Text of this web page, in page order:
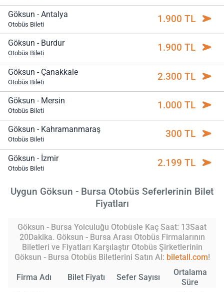
Göksun - Antalya
Otobüs Bileti 1.900 TL
Göksun - Burdur
Otobüs Bileti 1.900 TL
Göksun - Çanakkale
Otobüs Bileti 2.300 TL
Göksun - Mersin
Otobüs Bileti 1.000 TL
Göksun - Kahramanmaraş
Otobüs Bileti 300 TL
Göksun - İzmir
Otobüs Bileti 2.199 TL
Uygun Göksun - Bursa Otobüs Seferlerinin Bilet
Fiyatları
Göksun - Bursa Yolculuğu Otobüsle Kaç Saat: 13Saat
20Dakika. Göksun - Bursa Arası Otobüs Firmalarının
Biletleri ve Fiyatları Karşılaştır Otobüs Şirketlerinin
Göksun - Bursa Otobüs Biletlerini Satın Al: biletall.com!
Firma Adı Bilet Fiyatı Sefer Sayısı
Ortalama
Süre